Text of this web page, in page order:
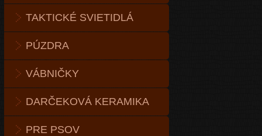
TAKTICKÉ SVIETIDLÁ
PÚZDRA
VÁBNIČKY
DARČEKOVÁ KERAMIKA
PRE PSOV